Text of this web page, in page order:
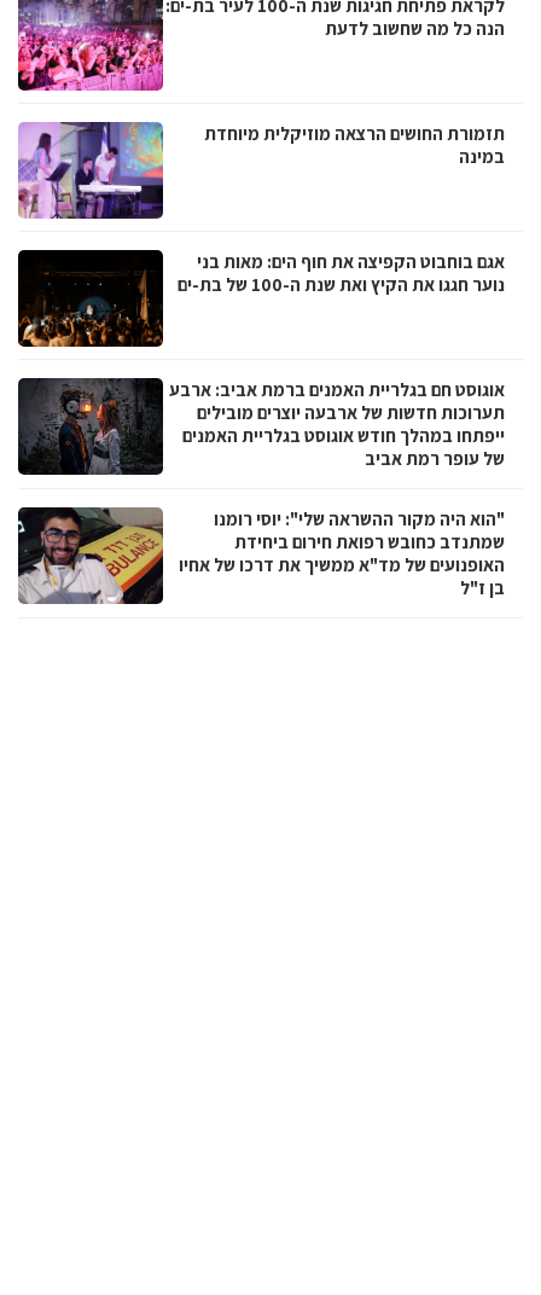
לקראת פתיחת חגיגות שנת ה-100 לעיר בת-ים:
הנה כל מה שחשוב לדעת
תזמורת החושים הרצאה מוזיקלית מיוחדת
במינה
אגם בוחבוט הקפיצה את חוף הים: מאות בני
נוער חגגו את הקיץ ואת שנת ה-100 של בת-ים
אוגוסט חם בגלריית האמנים ברמת אביב: ארבע
תערוכות חדשות של ארבעה יוצרים מובילים
ייפתחו במהלך חודש אוגוסט בגלריית האמנים
של עופר רמת אביב
"הוא היה מקור ההשראה שלי": יוסי רומנו
שמתנדב כחובש רפואת חירום ביחידת
האופנועים של מד"א ממשיך את דרכו של אחיו
בן ז"ל